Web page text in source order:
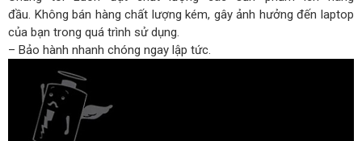
đầu. Không bán hàng chất lượng kém, gây ảnh hưởng đến laptop
của bạn trong quá trình sử dụng.
– Bảo hành nhanh chóng ngay lập tức.